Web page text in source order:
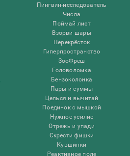
Пингвин-исследователь
Числа
Поймай лист
Взорви шары
Перекрёсток
Гиперпространство
ЗооФреш
Головоломка
Бензоколонка
Пары и суммы
Целься и вычитай
Поединок с мышкой
Нужное усилие
Отрежь и упади
Скрести фишки
Кувшинки
Реактивное поле